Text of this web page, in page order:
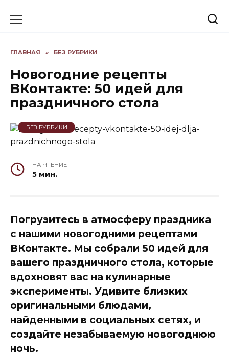
ГЛАВНАЯ » БЕЗ РУБРИКИ
Новогодние рецепты
ВКонтакте: 50 идей для
праздничного стола
БЕЗ РУБРИКИ
НА ЧТЕНИЕ
5 мин.
Погрузитесь в атмосферу праздника
с нашими новогодними рецептами
ВКонтакте. Мы собрали 50 идей для
вашего праздничного стола, которые
вдохновят вас на кулинарные
эксперименты. Удивите близких
оригинальными блюдами,
найденными в социальных сетях, и
создайте незабываемую новогоднюю
ночь.